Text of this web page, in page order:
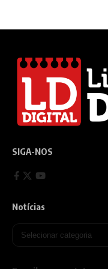
SIGA-NOS
Notícias